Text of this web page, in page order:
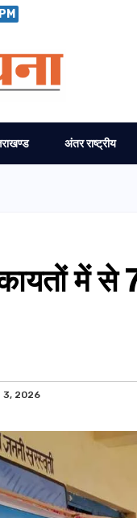
अंतर राष्ट्रीय
में
3, 2026